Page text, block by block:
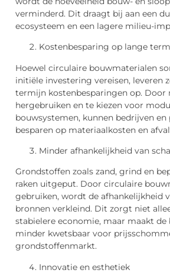
verminderd. Dit draagt bij aan een
ecosysteem en een lagere milieu-
Kostenbesparing op lange
Hoewel circulaire bouwmaterialen
initiële investering vereisen, leveren
termijn kostenbesparingen op. Door
hergebruiken en te kiezen voor
bouwsystemen, kunnen bedrijven
besparen op materiaalkosten en
Minder afhankelijkheid van
Grondstoffen zoals zand, grind en
raken uitgeput. Door circulaire
gebruiken, wordt de afhankelijkheid
bronnen verkleind. Dit zorgt niet
stabielere economie, maar maakt
minder kwetsbaar voor
grondstoffenmarkt.
Innovatie en esthetiek